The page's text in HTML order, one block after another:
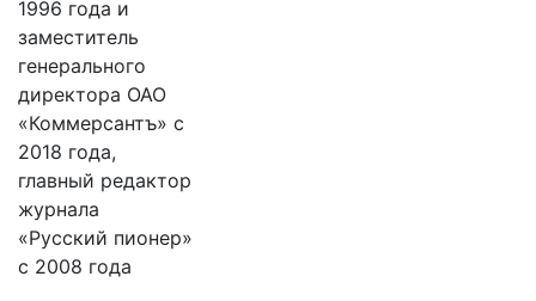
1996 года и
заместитель
генерального
директора ОАО
«Коммерсантъ» с
2018 года,
главный редактор
журнала
«Русский пионер»
с 2008 года